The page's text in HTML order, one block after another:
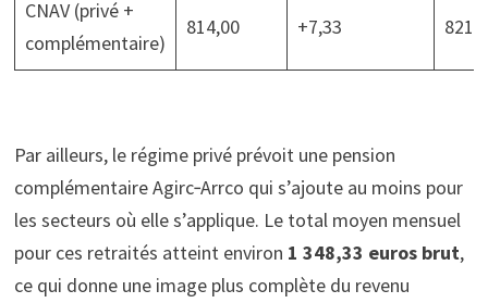
CNAV (privé +
complémentaire)
814,00 +7,33
Par ailleurs, le régime privé prévoit une pension
complémentaire Agirc‑Arrco qui s’ajoute au moins pour
les secteurs où elle s’applique. Le total moyen mensuel
pour ces retraités atteint environ 1 348,33 euros brut,
ce qui donne une image plus complète du revenu